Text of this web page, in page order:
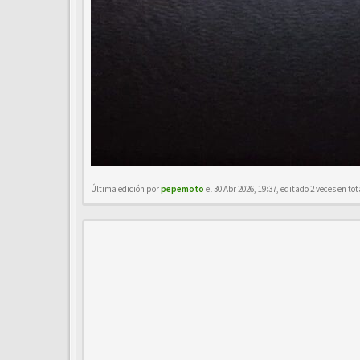
Última edición porpepemoto el 30 Abr 2026, 19:37, editado 2 veces en